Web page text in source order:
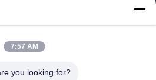
Prodotti
Video
Di VR
Circa Noi
7:57 AM
you looking for?